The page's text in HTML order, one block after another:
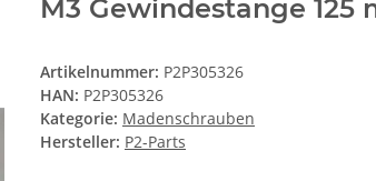
M3 Gewindestange 125
Artikelnummer: P2P305326
HAN: P2P305326
Kategorie: Madenschrauben
Hersteller: P2-Parts